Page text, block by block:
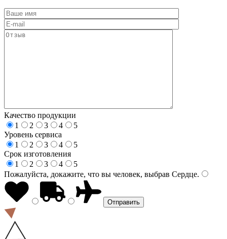
Качество продукции
1
2 3 4
5
Уровень сервиса
1
2 3 4
5
Срок изготовления
1
2 3 4
5
Пожалуйста, докажите, что вы человек, выбрав Сердце.